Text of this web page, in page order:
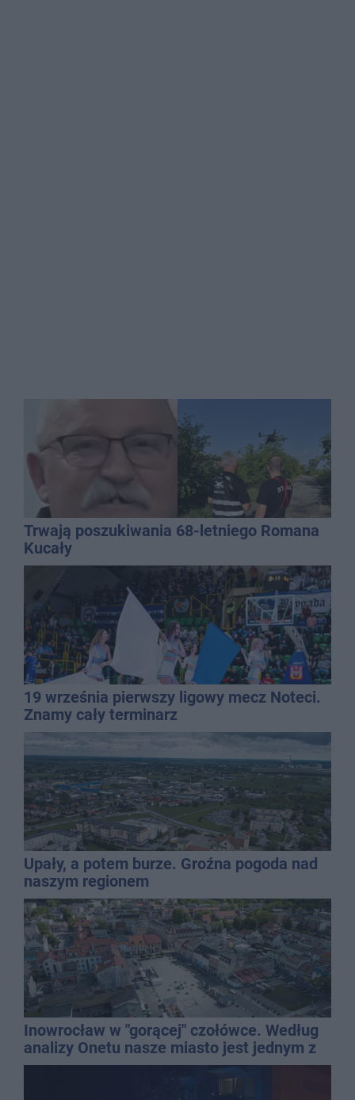
Trwają poszukiwania 68-letniego Romana
Kucały
19 września pierwszy ligowy mecz Noteci.
Znamy cały terminarz
Upały, a potem burze. Groźna pogoda nad
naszym regionem
Inowrocław w "gorącej" czołówce. Według
analizy Onetu nasze miasto jest jednym z
najbardziej narażonych na upały